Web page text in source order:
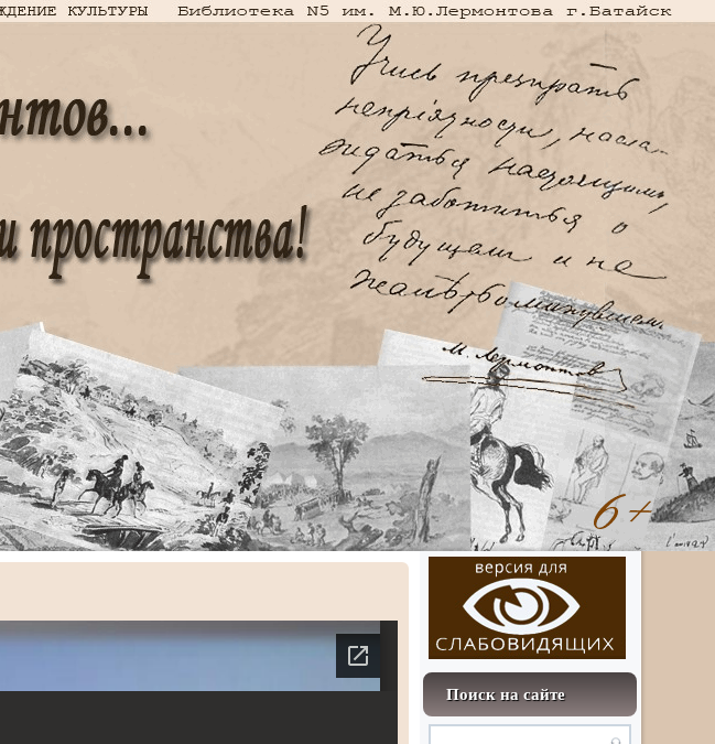
Поиск на сайте